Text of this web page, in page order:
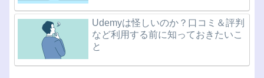
Udemyは怪しいのか？口コミ＆評判
など利用する前に知っておきたいこ
と